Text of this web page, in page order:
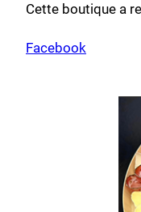
Cette boutique a
Facebook